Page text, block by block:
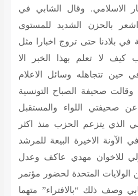
الاسلامي. وقال الشابي في
بالحزن الشديد للمستوى
في بلادنا حتى تروج اخبارا مثل
كيف لا تعلم بهذا الخبر الا
حين تتجاهله وسائل الاعلام
وقالت صحيفة الصباح التونسية
صحيفتي اللواء والمستقبل
الذي يتزعم الحزب منذ اكثر
في الآونة الاخيرة البيعة للمرشد
للاخوان مهدي عاكف وعدل
المتحدة لحضور مؤتمر
وصف ذلك “بالافتراء” متهما